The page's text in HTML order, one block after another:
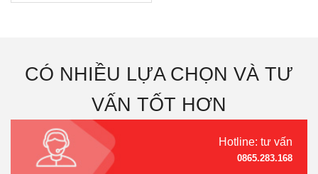
CÓ NHIỀU LỰA CHỌN VÀ TƯ
VẤN TỐT HƠN
Hotline: tư vấn
0865.283.168